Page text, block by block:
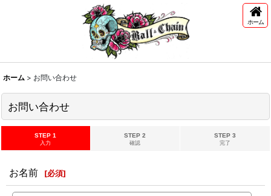
ホーム
ホーム > お問い合わせ
お問い合わせ
STEP 1
入力
STEP 2
確認
STEP 3
完了
お名前 [必須]